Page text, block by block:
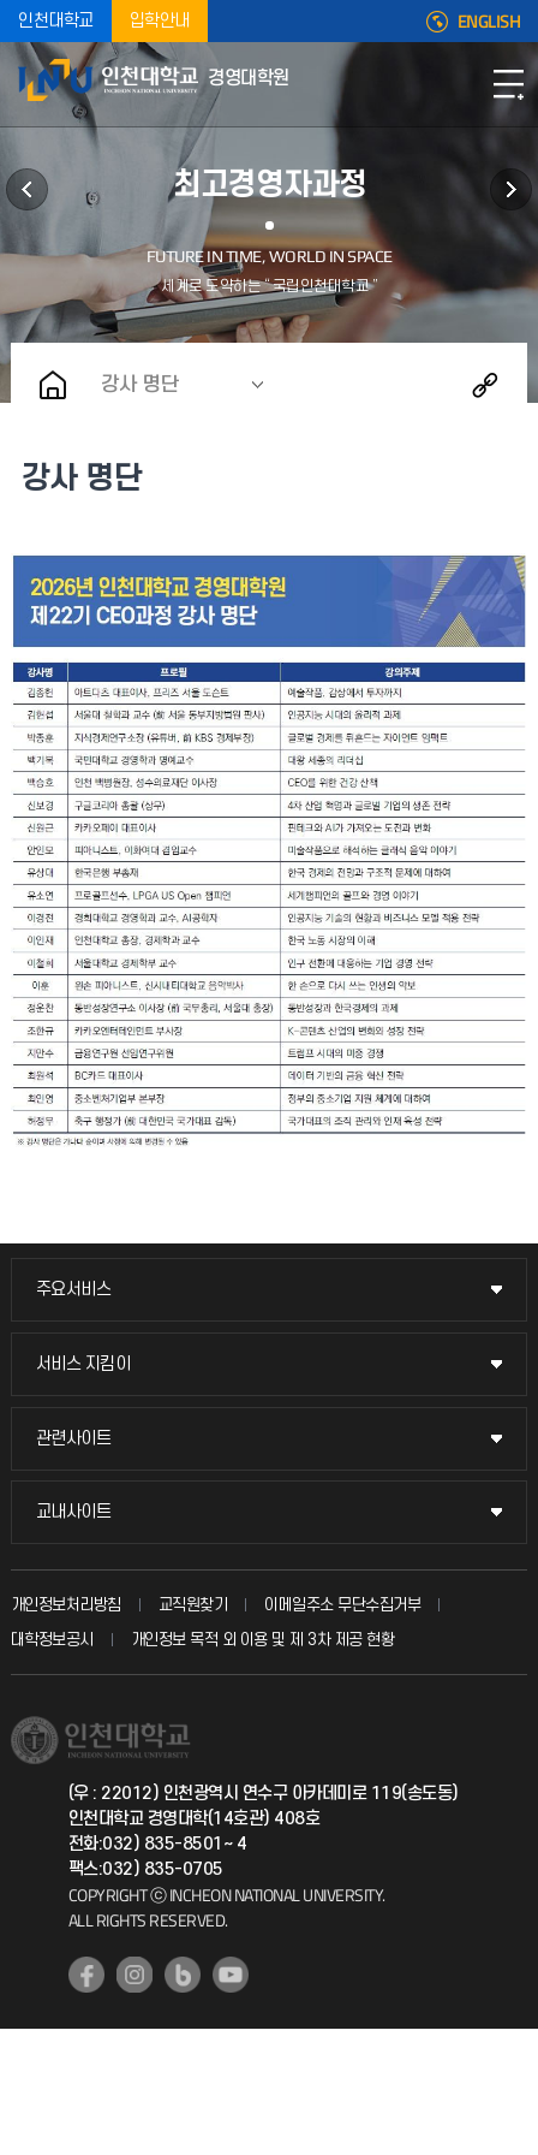
인천대학교 입학안내 ENGLISH
경영대학원
최고경영자과정
강사 명단
강사 명단
주요서비스
주요서비스
교무회의방송
입학안내
취업정보(학생)
서비스 지킴이
서비스 지킴이
묻고 답하기
칭찬마당
학생서비스 지킴이
관련사이트
관련사이트
국방헬프콜
총동문회
교내사이트
교내사이트
교수회
교육혁신본부
국제지원과
공자아카데미
기초교육원
개인정보처리방침 교직원찾기
이메일주소 무단수집거부
대학정보공시
개인정보 목적 외 이용 및 제 3차 제공 현황
(우 : 22012) 인천광역시 연수구 아카데미로 119(송도동)
인천대학교 경영대학(14호관) 408호
전화:032) 835-8501~ 4
팩스:032) 835-0705
COPYRIGHT ⓒ INCHEON NATIONAL UNIVERSITY.
ALL RIGHTS RESERVED.